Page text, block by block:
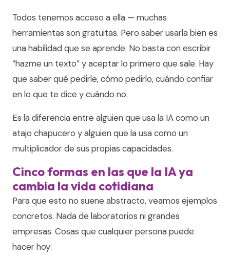
Todos tenemos acceso a ella — muchas
herramientas son gratuitas. Pero saber usarla bien es
una habilidad que se aprende. No basta con escribir
“hazme un texto” y aceptar lo primero que sale. Hay
que saber qué pedirle, cómo pedirlo, cuándo confiar
en lo que te dice y cuándo no.
Es la diferencia entre alguien que usa la IA como un
atajo chapucero y alguien que la usa como un
multiplicador de sus propias capacidades.
Cinco formas en las que la IA ya
cambia la vida cotidiana
Para que esto no suene abstracto, veamos ejemplos
concretos. Nada de laboratorios ni grandes
empresas. Cosas que cualquier persona puede
hacer hoy: